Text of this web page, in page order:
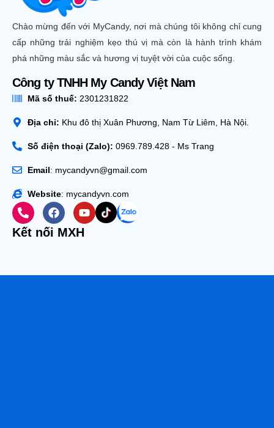
Chào mừng đến với MyCandy, nơi mà chúng tôi không chỉ cung
cấp những trải nghiệm kẹo thú vị mà còn là hành trình khám
phá những màu sắc và hương vị tuyệt vời của cuộc sống.
Công ty TNHH My Candy Việt Nam
Mã số thuế: 2301231822
Địa chỉ: Khu đô thị Xuân Phương, Nam Từ Liêm, Hà Nội.
Số điện thoại (Zalo): 0969.789.428 - Ms Trang
Email: mycandyvn@gmail.com
Website: mycandyvn.com
Kết nối MXH